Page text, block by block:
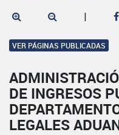
|
VER PÁGINAS PUBLICADAS
DE INGRESOS
LEGALES